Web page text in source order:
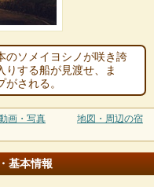
のソメイヨシノが咲き誇
りする船が見渡せ、ま
される。
画・写真 地図・周辺の宿
基本情報